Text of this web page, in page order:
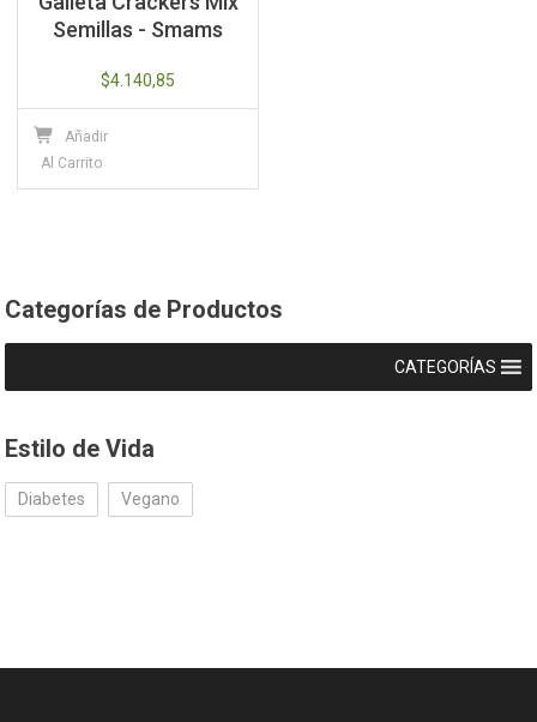
Semillas - Smams
$4.140,85
Añadir
Al Carrito
Categorías de Productos
CATEGORÍAS
Estilo de Vida
Diabetes Vegano